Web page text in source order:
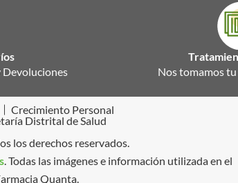
Devoluciones
Nos tomamos
Crecimiento Personal
Distrital de Salud
los derechos reservados.
. Todas las imágenes e información utilizada en el
Quanta.